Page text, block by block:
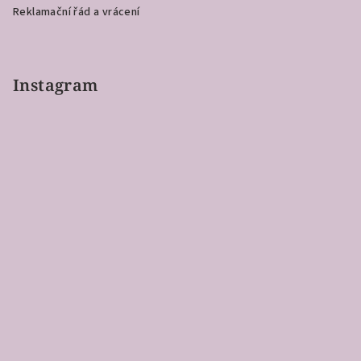
Reklamační řád a vrácení
Instagram